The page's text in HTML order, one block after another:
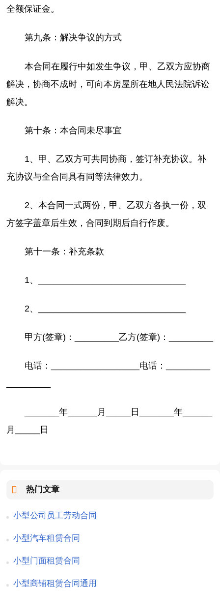
全额保证金。
第九条：解决争议的方式
本合同在履行中如发生争议，甲、乙双方应协商
解决，协商不成时，可向本房屋所在地人民法院诉讼
解决。
第十条：本合同未尽事宜
1、甲、乙双方可共同协商，签订补充协议。补
充协议与全合同具有同等法律效力。
2、本合同一式两份，甲、乙双方各执一份，双
方签字盖章后生效，合同到期后自行作废。
第十一条：补充条款
1、______________________________
2、______________________________
甲方(签章)：_________乙方(签章)：_________
电话：__________________电话：_________
_______年______月_____日_______年______
月_____日
热门文章
小型公司员工劳动合同
小型汽车租赁合同
小型门面租赁合同
小型商铺租赁合同通用